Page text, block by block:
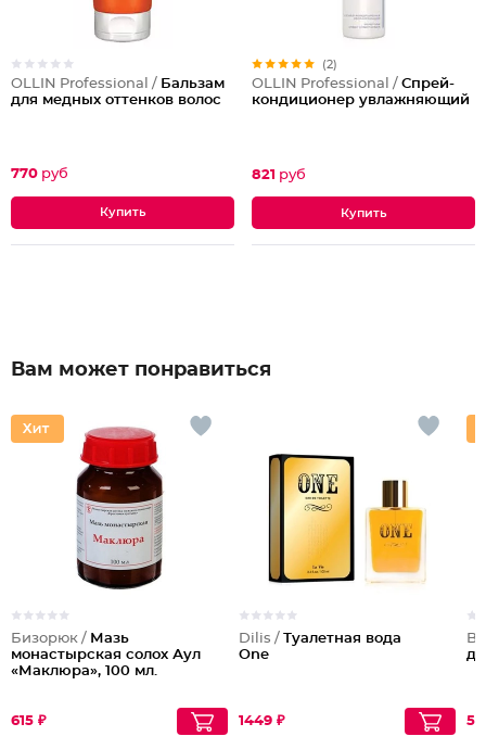
OLLIN Professional / Бальзам
для медных оттенков волос
770 руб
(2)
OLLIN Professional / Спрей-
кондиционер увлажняющий
821 руб
Вам может понравиться
Бизорюк / Мазь
монастырская солох Аул
«Маклюра», 100 мл.
615 ₽
Dilis / Туалетная вода
One
1449 ₽